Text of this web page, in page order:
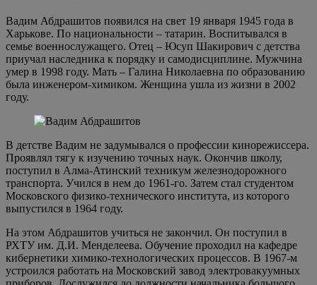
Вадим Абдрашитов появился на свет 19 января 1945 года в
Харькове. По национальности – татарин. Воспитывался в
семье военнослужащего. Отец – Юсуп Шакирович с детства
приучал наследника к порядку и самодисциплине. Мужчина
умер в 1998 году. Мать – Галина Николаевна по образованию
была инженером-химиком. Женщина ушла из жизни в 2002
году.
В детстве Вадим не задумывался о профессии кинорежиссера.
Проявлял тягу к изучению точных наук. Окончив школу,
поступил в Алма-Атинский техникум железнодорожного
транспорта. Учился в нем до 1961-го. Затем стал студентом
Московского физико-технического института, из которого
выпустился в 1964 году.
На этом Абдрашитов учиться не закончил. Он поступил в
РХТУ им. Д.И. Менделеева. Обучение проходил на кафедре
кибернетики химико-технологических процессов. В 1967-м
устроился работать на Московский завод электровакуумных